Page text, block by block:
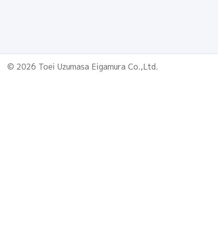
© 2026 Toei Uzumasa Eigamura Co.,Ltd.